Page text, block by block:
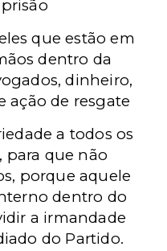
que estão em
dentro da
dinheiro,
ação de resgate
a todos os
para que não
porque aquele
dentro do
a irmandade
do Partido.